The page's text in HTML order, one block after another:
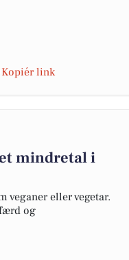
Kopiér link
mindretal i
veganer eller vegetar.
og